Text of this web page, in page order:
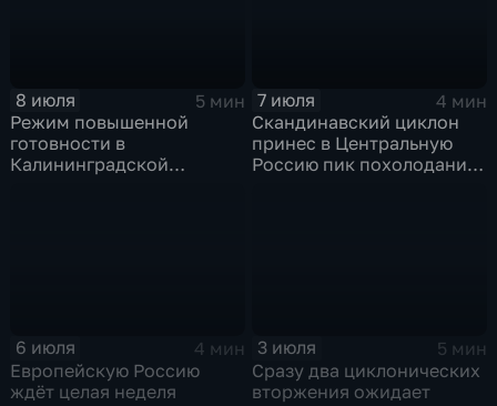
8 июля
5 мин
Режим повышенной
готовности в
Калининградской
7 июля
4 мин
Скандинавский циклон
принес в Центральную
Россию пик похолодания
6 июля
4 мин
Европейскую Россию
ждёт целая неделя
3 июля
5 мин
Сразу два циклонических
вторжения ожидает